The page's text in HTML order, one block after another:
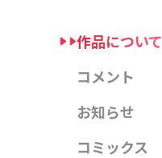
作品について
コメント
お知らせ
コミックス